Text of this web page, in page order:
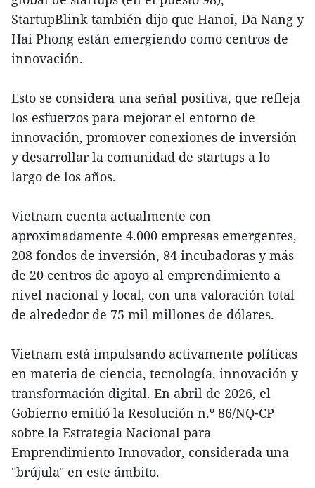
StartupBlink también dijo que Hanoi, Da Nang y
Hai Phong están emergiendo como centros de
innovación.
Esto se considera una señal positiva, que refleja
los esfuerzos para mejorar el entorno de
innovación, promover conexiones de inversión
y desarrollar la comunidad de startups a lo
largo de los años.
Vietnam cuenta actualmente con
aproximadamente 4.000 empresas emergentes,
208 fondos de inversión, 84 incubadoras y más
de 20 centros de apoyo al emprendimiento a
nivel nacional y local, con una valoración total
de alrededor de 75 mil millones de dólares.
Vietnam está impulsando activamente políticas
en materia de ciencia, tecnología, innovación y
transformación digital. En abril de 2026, el
Gobierno emitió la Resolución n.º 86/NQ-CP
sobre la Estrategia Nacional para
Emprendimiento Innovador, considerada una
"brújula" en este ámbito.